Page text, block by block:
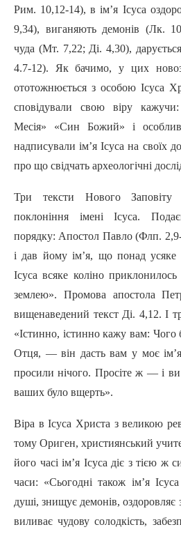
Рим. 10,12-14), в ім’я Icyca
9,34), виганяють демонів (Лк.
чуда (Мт. 7,22; Ді. 4,30),
4.7-12). Як бачимо, у цих
ототожнюється з особою Icyca
сповідували свою віру кажучи:
Месія» «Син Божий» i
надписували ім’я Icyca на своїх
про що свідчать археологічні
Три тексти Нового Заповіту
поклоніння імені Icyca.
порядку: Апостол Павло (Флп.
i дав йому ім’я, що понад усяке
Icyca всяке коліно
землею». Промова апостола
вищенаведений текст Ді. 4,12. I
«Істинно, істинно кажу вам: Чого
Отця, — він дасть вам у моє
просили нiчoгo. Просіте ж — i
ваших було вщерть».
Bipa в Icyca Христа з великою
тому Ориген, християнський
його часі ім’я Icyca діє з тією ж
часи: «Сьогодні також ім’я
душі, знищує демонів,
виливає чудову солодкість,